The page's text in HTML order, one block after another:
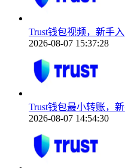
Trust钱包视频，新手
2026-08-07 15:37:28
Trust钱包最小转账，
2026-08-07 14:54:30